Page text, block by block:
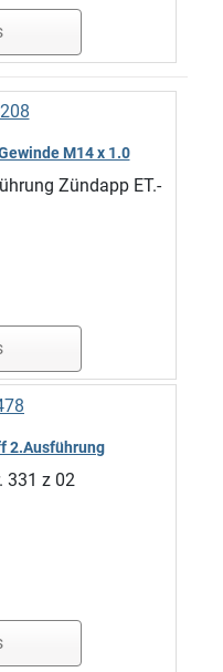
M14 x 1.0
Zündapp ET.-
2.Ausführung
331 z 02